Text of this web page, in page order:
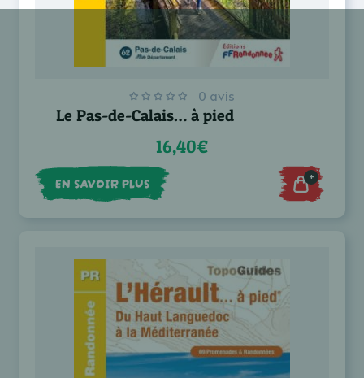
0 avis
Le Pas-de-Calais… à pied
16,40€
EN SAVOIR PLUS +